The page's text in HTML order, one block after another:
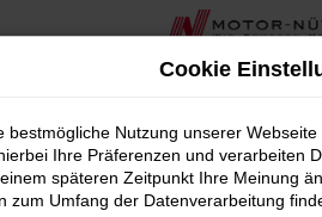
Motor-Nützel
Cookie
bestmögliche Nutzung unserer
Ihre Präferenzen und verarbeiten
späteren Zeitpunkt Ihre Meinung
zum Umfang der Datenverarbeitung